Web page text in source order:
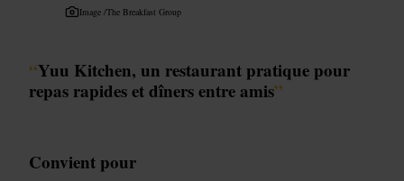
Image /The Breakfast Group
“Yuu Kitchen, un restaurant pratique pour
repas rapides et dîners entre amis”
Convient pour